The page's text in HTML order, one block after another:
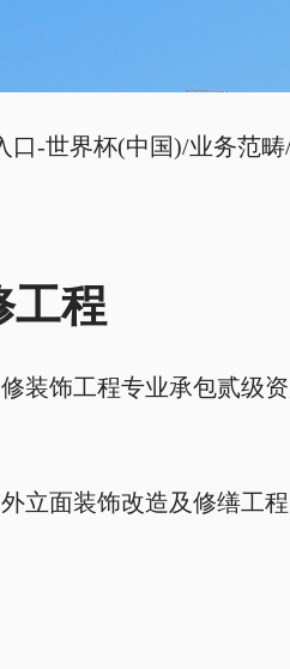
口-世界杯(中国)/业务范畴
工程
装饰工程专业承包贰级
立面装饰改造及修缮工